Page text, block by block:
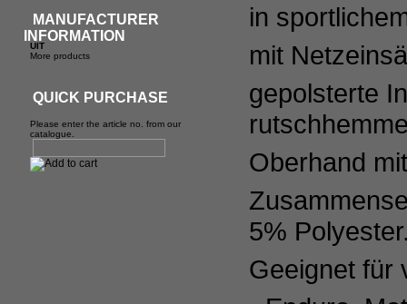
in
mit
gepolsterte
Oberhand
5%
Geeignet für
MANUFACTURER
INFORMATION
UIT
More products
QUICK PURCHASE
Please enter the article no. from our
catalogue.